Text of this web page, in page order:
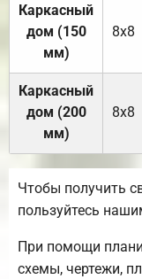
Каркасный
дом (150
мм)
8х8
Каркасный
дом (200
мм)
8х8
Чтобы получить
пользуйтесь
При помощи
схемы, чертежи,